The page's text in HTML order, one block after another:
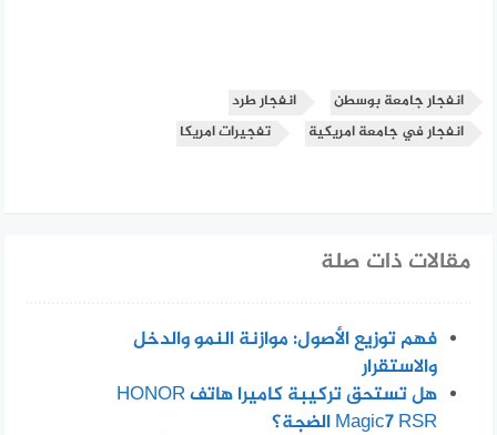
انفجار جامعة بوسطن
انفجار طرد
انفجار في جامعة امريكية
تفجيرات امريكا
مقالات ذات صلة
فهم توزيع الأصول: موازنة النمو والدخل
والاستقرار
هل تستحق تركيبة كاميرا هاتف HONOR
Magic7 RSR الضجة؟